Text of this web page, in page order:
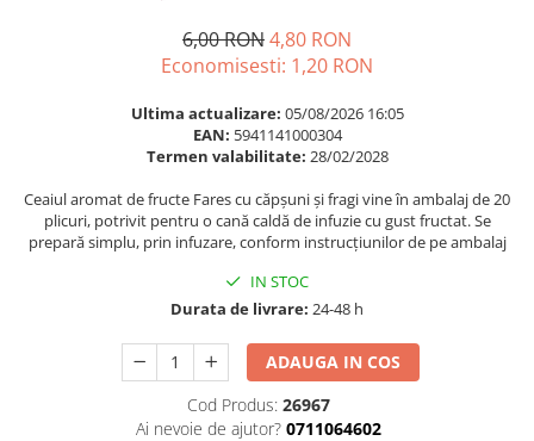
Probiotice si prebiotice
Sistemul respirator
Slabire si control greutate
Supliment Complexe
Balsam masca si tratament
Repelenti insecte
6,00 RON4,80 RON
Economisesti: 1,20 RON
Ultima actualizare: 05/08/2026 16:05
EAN: 5941141000304
Termen valabilitate: 28/02/2028
Ceaiul aromat de fructe Fares cu căpșuni și fragi vine în ambalaj de 20
plicuri, potrivit pentru o cană caldă de infuzie cu gust fructat. Se
prepară simplu, prin infuzare, conform instrucțiunilor de pe ambalaj
IN STOC
Durata de livrare: 24-48 h
ADAUGA IN COS
Cod Produs: 26967
Ai nevoie de ajutor? 0711064602